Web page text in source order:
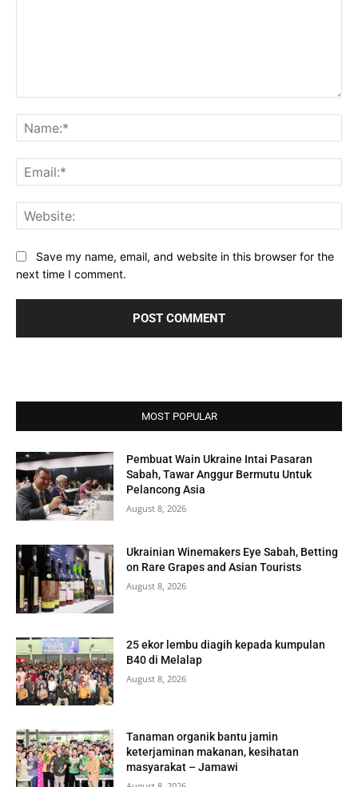
Save my name, email, and website in this browser for the
next time I comment.
MOST POPULAR
Pembuat Wain Ukraine Intai Pasaran
Sabah, Tawar Anggur Bermutu Untuk
Pelancong Asia
August 8, 2026
Ukrainian Winemakers Eye Sabah, Betting
on Rare Grapes and Asian Tourists
August 8, 2026
25 ekor lembu diagih kepada kumpulan
B40 di Melalap
August 8, 2026
Tanaman organik bantu jamin
keterjaminan makanan, kesihatan
masyarakat – Jamawi